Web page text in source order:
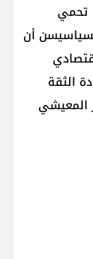
تحمي
أن
الثقة
المعيشي